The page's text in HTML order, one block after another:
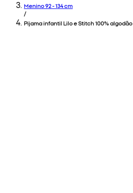
Menino 92 - 134 cm
/
Pijama infantil Lilo e Stitch 100% algodão